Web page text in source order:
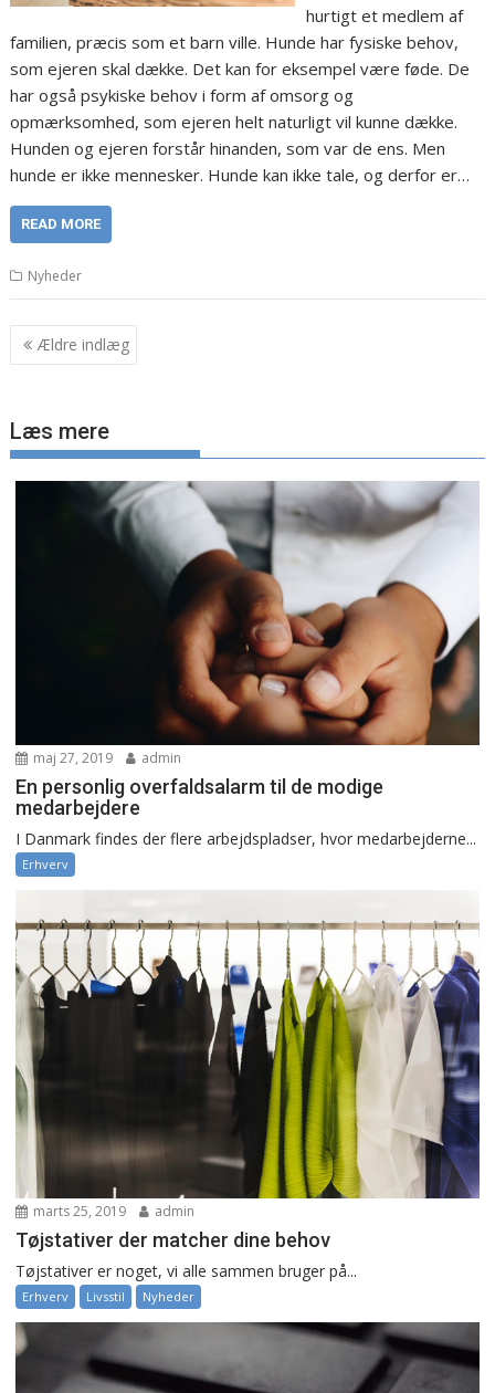
hurtigt et medlem af
familien, præcis som et barn ville. Hunde har fysiske behov,
som ejeren skal dække. Det kan for eksempel være føde. De
har også psykiske behov i form af omsorg og
opmærksomhed, som ejeren helt naturligt vil kunne dække.
Hunden og ejeren forstår hinanden, som var de ens. Men
hunde er ikke mennesker. Hunde kan ikke tale, og derfor er…
READ MORE
Nyheder
Navigation
til
Ældre indlæg
Læs mere
maj 27, 2019 admin
En personlig overfaldsalarm til de modige
medarbejdere
I Danmark findes der flere arbejdspladser, hvor medarbejderne...
Erhverv
marts 25, 2019 admin
Tøjstativer der matcher dine behov
Tøjstativer er noget, vi alle sammen bruger på...
Erhverv Livsstil Nyheder